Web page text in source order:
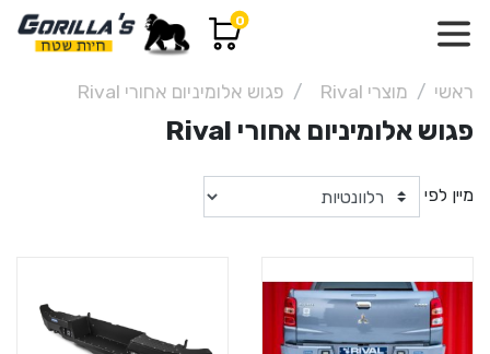
0
ראשי מוצרי Rival פגוש אלומיניום אחורי Rival
פגוש אלומיניום אחורי Rival
מיין לפי